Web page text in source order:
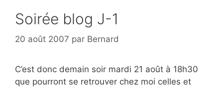
Soirée blog J-1
20 août 2007 par Bernard
C’est donc demain soir mardi 21 août à 18h30
que pourront se retrouver chez moi celles et